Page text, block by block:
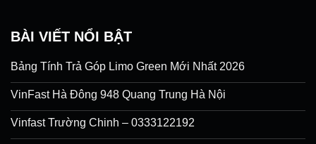
BÀI VIẾT NỔI BẬT
Bảng Tính Trả Góp Limo Green Mới Nhất 2026
VinFast Hà Đông 948 Quang Trung Hà Nội
Vinfast Trường Chinh – 0333122192